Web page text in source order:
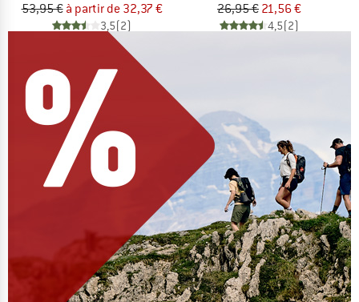
53,95 € à partir de 32,37 €
3,5(2)
26,95 € 21,56 €
4,5(2)